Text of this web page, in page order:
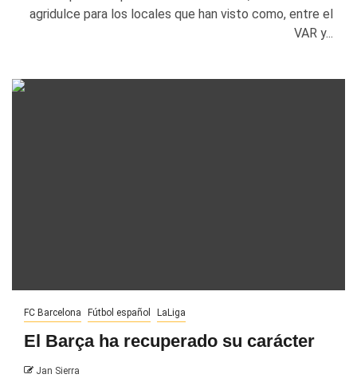
agridulce para los locales que han visto como, entre el
VAR y...
FC Barcelona Fútbol español LaLiga
El Barça ha recuperado su carácter
Jan Sierra